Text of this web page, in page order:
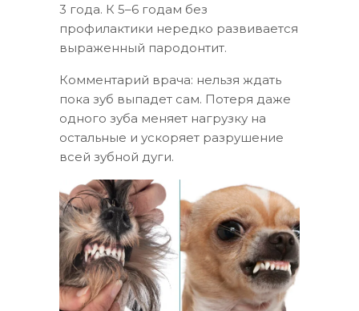
3 года. К 5–6 годам без
профилактики нередко развивается
выраженный пародонтит.
Комментарий врача: нельзя ждать
пока зуб выпадет сам. Потеря даже
одного зуба меняет нагрузку на
остальные и ускоряет разрушение
всей зубной дуги.